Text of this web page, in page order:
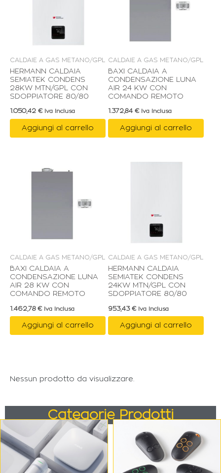
CALDAIE A GAS METANO/GPL
HERMANN CALDAIA
SEMIATEK CONDENS
28KW MTN/GPL CON
SDOPPIATORE 80/80
1.050,42 € Iva Inclusa
Aggiungi al carrello
CALDAIE A GAS METANO/GPL
BAXI CALDAIA A
CONDENSAZIONE LUNA
AIR 24 KW CON
COMANDO REMOTO
1.372,84 € Iva Inclusa
Aggiungi al carrello
CALDAIE A GAS METANO/GPL
BAXI CALDAIA A
CONDENSAZIONE LUNA
AIR 28 KW CON
COMANDO REMOTO
1.462,78 € Iva Inclusa
Aggiungi al carrello
CALDAIE A GAS METANO/GPL
HERMANN CALDAIA
SEMIATEK CONDENS
24KW MTN/GPL CON
SDOPPIATORE 80/80
953,43 € Iva Inclusa
Aggiungi al carrello
Nessun prodotto da visualizzare.
Categorie Prodotti